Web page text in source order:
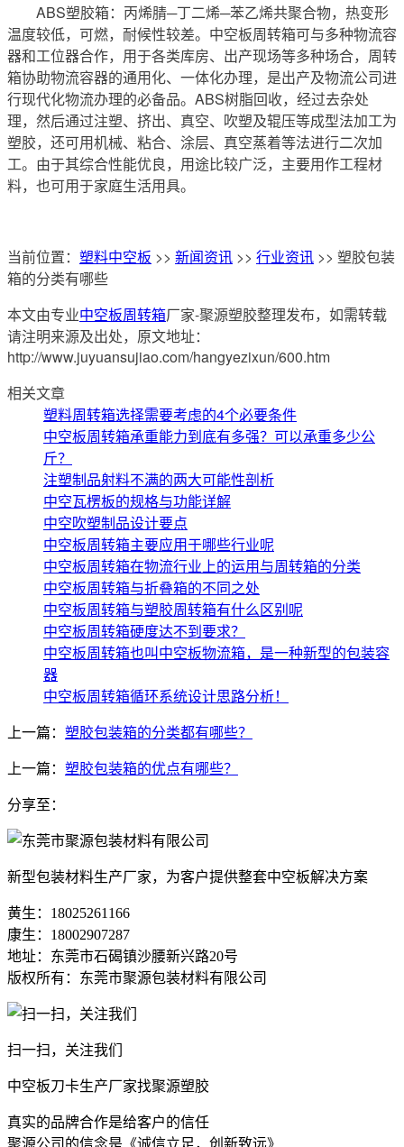
ABS塑胶箱：丙烯腈─丁二烯─苯乙烯共聚合物，热变形
温度较低，可燃，耐候性较差。中空板周转箱可与多种物流容
器和工位器合作，用于各类库房、出产现场等多种场合，周转
箱协助物流容器的通用化、一体化办理，是出产及物流公司进
行现代化物流办理的必备品。ABS树脂回收，经过去杂处
理，然后通过注塑、挤出、真空、吹塑及辊压等成型法加工为
塑胶，还可用机械、粘合、涂层、真空蒸着等法进行二次加
工。由于其综合性能优良，用途比较广泛，主要用作工程材
料，也可用于家庭生活用具。
当前位置： 塑料中空板 >> 新闻资讯 >> 行业资讯 >> 塑胶包装
箱的分类有哪些
本文由专业中空板周转箱厂家-聚源塑胶整理发布，如需转载
请注明来源及出处，原文地址：
http://www.juyuansujiao.com/hangyezixun/600.htm
相关文章
塑料周转箱选择需要考虑的4个必要条件
中空板周转箱承重能力到底有多强？可以承重多少公
斤？
注塑制品射料不满的两大可能性剖析
中空瓦楞板的规格与功能详解
中空吹塑制品设计要点
中空板周转箱主要应用于哪些行业呢
中空板周转箱在物流行业上的运用与周转箱的分类
中空板周转箱与折叠箱的不同之处
中空板周转箱与塑胶周转箱有什么区别呢
中空板周转箱硬度达不到要求？
中空板周转箱也叫中空板物流箱，是一种新型的包装容
器
中空板周转箱循环系统设计思路分析！
上一篇： 塑胶包装箱的分类都有哪些？
上一篇： 塑胶包装箱的优点有哪些？
分享至：
新型包装材料生产厂家，为客户提供整套中空板解决方案
黄生：18025261166
康生：18002907287
地址：东莞市石碣镇沙腰新兴路20号
版权所有：东莞市聚源包装材料有限公司
扫一扫，关注我们
中空板刀卡生产厂家找聚源塑胶
真实的品牌合作是给客户的信任
聚源公司的信念是《诚信立足，创新致远》